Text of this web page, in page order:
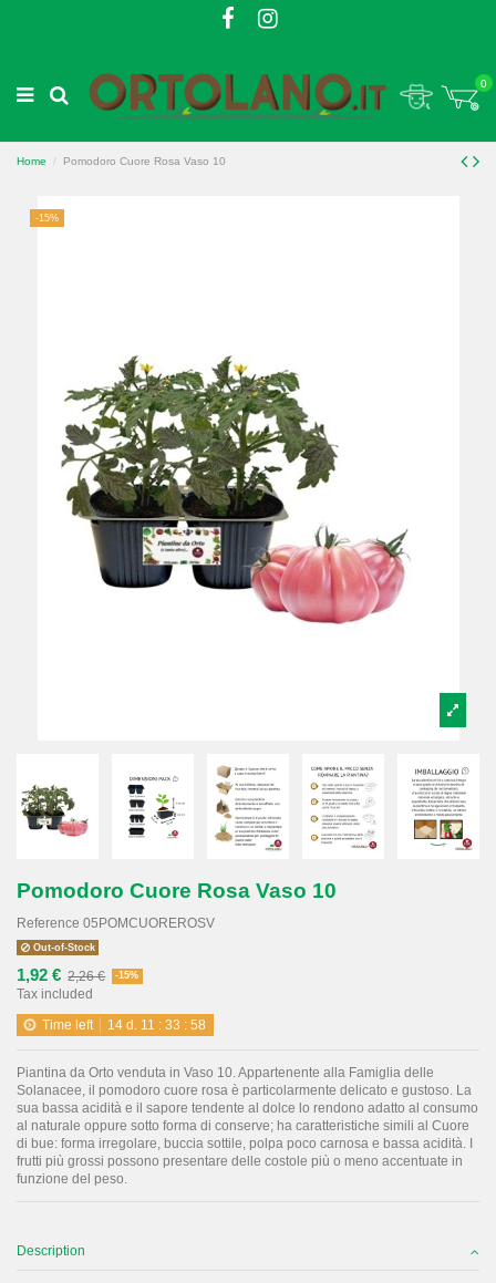
0
Home Pomodoro Cuore Rosa Vaso 10
-15%
Pomodoro Cuore Rosa Vaso 10
Reference 05POMCUOREROSV
Out-of-Stock
1,92 € 2,26 € -15%
Tax included
Time left
14 d. 11 :33 :58
Piantina da Orto venduta in Vaso 10. Appartenente alla Famiglia delle
Solanacee, il pomodoro cuore rosa è particolarmente delicato e gustoso. La
sua bassa acidità e il sapore tendente al dolce lo rendono adatto al consumo
al naturale oppure sotto forma di conserve; ha caratteristiche simili al Cuore
di bue: forma irregolare, buccia sottile, polpa poco carnosa e bassa acidità. I
frutti più grossi possono presentare delle costole più o meno accentuate in
funzione del peso.
Description